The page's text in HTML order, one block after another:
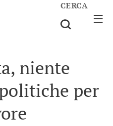
CERCA
niente
per